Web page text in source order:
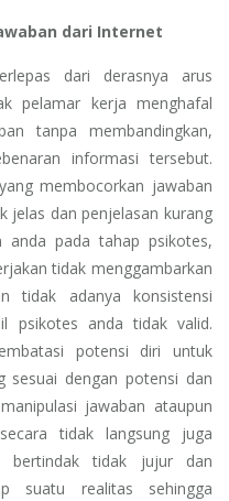
dari Internet
dari derasnya arus
pelamar kerja menghafal
tanpa membandingkan,
informasi tersebut.
membocorkan jawaban
jelas dan penjelasan kurang
anda pada tahap psikotes,
tidak menggambarkan
tidak adanya konsistensi
psikotes anda tidak valid.
potensi diri untuk
sesuai dengan potensi dan
jawaban ataupun
tidak langsung juga
bertindak tidak jujur dan
suatu realitas sehingga